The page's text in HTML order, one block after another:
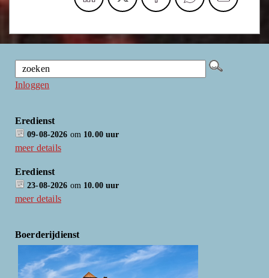
Inloggen
Eredienst
09-08-2026 om 10.00 uur
meer details
Eredienst
23-08-2026 om 10.00 uur
meer details
Boerderijdienst